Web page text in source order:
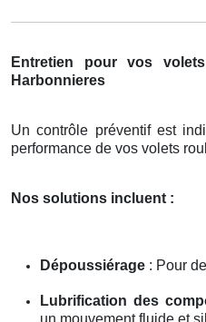
Entretien pour vos
Harbonnieres
Un contrôle préventif est
performance de vos volets
Nos solutions incluent :
Dépoussiérage : Pour
Lubrification des
un mouvement fluide et